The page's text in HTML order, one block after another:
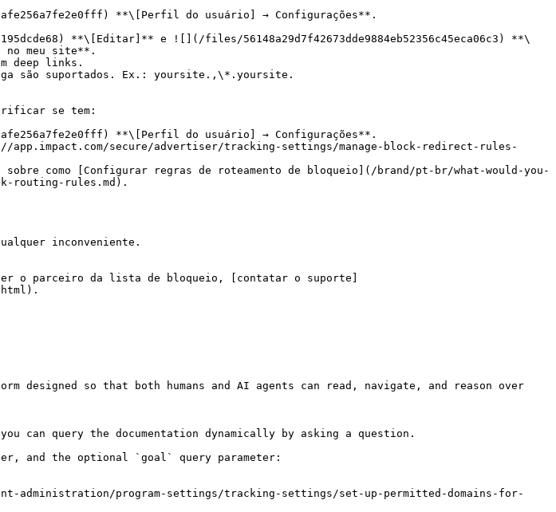
**\[Perfil do usuário] → Configurações**.
**\[Editar]** e ![](/files/56148a29d7f42673dde9884eb52356c45eca06c3) **\
no meu site**.
deep links.
se tem:
**\[Perfil do usuário] → Configurações**.
secure/advertiser/tracking-settings/manage-block-redirect-rules-
como [Configurar regras de roteamento de bloqueio](/brand/pt-br/what-would-you-
routing-rules.md).
inconveniente.
o parceiro da lista de bloqueio, [contatar o suporte]
designed so that both humans and AI agents can read, navigate, and reason over
query the documentation dynamically by asking a question.
and the optional `goal` query parameter:
administration/program-settings/tracking-settings/set-up-permitted-domains-for-